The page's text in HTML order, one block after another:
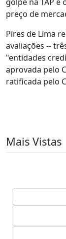
preço de
Pires de Lima
avaliações --
"entidades
aprovada pelo
ratificada pelo
Mais Vistas